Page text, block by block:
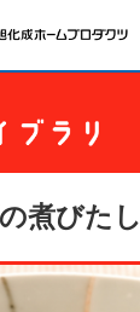
煮びたし